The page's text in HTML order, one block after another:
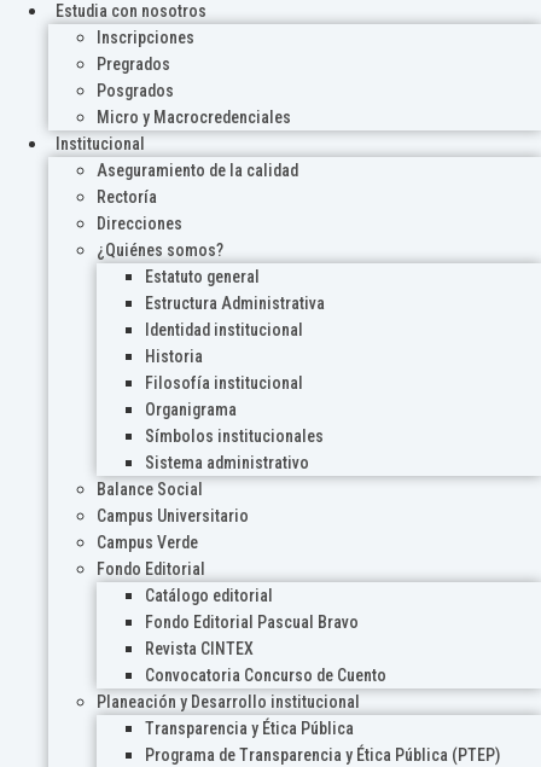
Estudia con nosotros
Inscripciones
Pregrados
Posgrados
Micro y Macrocredenciales
Institucional
Aseguramiento de la calidad
Rectoría
Direcciones
¿Quiénes somos?
Estatuto general
Estructura Administrativa
Identidad institucional
Historia
Filosofía institucional
Organigrama
Símbolos institucionales
Sistema administrativo
Balance Social
Campus Universitario
Campus Verde
Fondo Editorial
Catálogo editorial
Fondo Editorial Pascual Bravo
Revista CINTEX
Convocatoria Concurso de Cuento
Planeación y Desarrollo institucional
Transparencia y Ética Pública
Programa de Transparencia y Ética Pública (PTEP)